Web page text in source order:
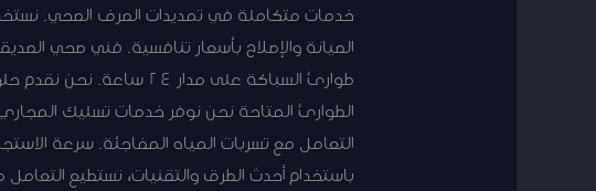
خدمات متكاملة في تمديدات الصرف الصحي.
طوارئ السباكة على
الطوارئ المتاحة نحن نوفر خدمات تسليك
التعامل مع تسربات المياه المفاجئة. سرعة
باستخدام أحدث الطرق والتقنيات، نستطيع